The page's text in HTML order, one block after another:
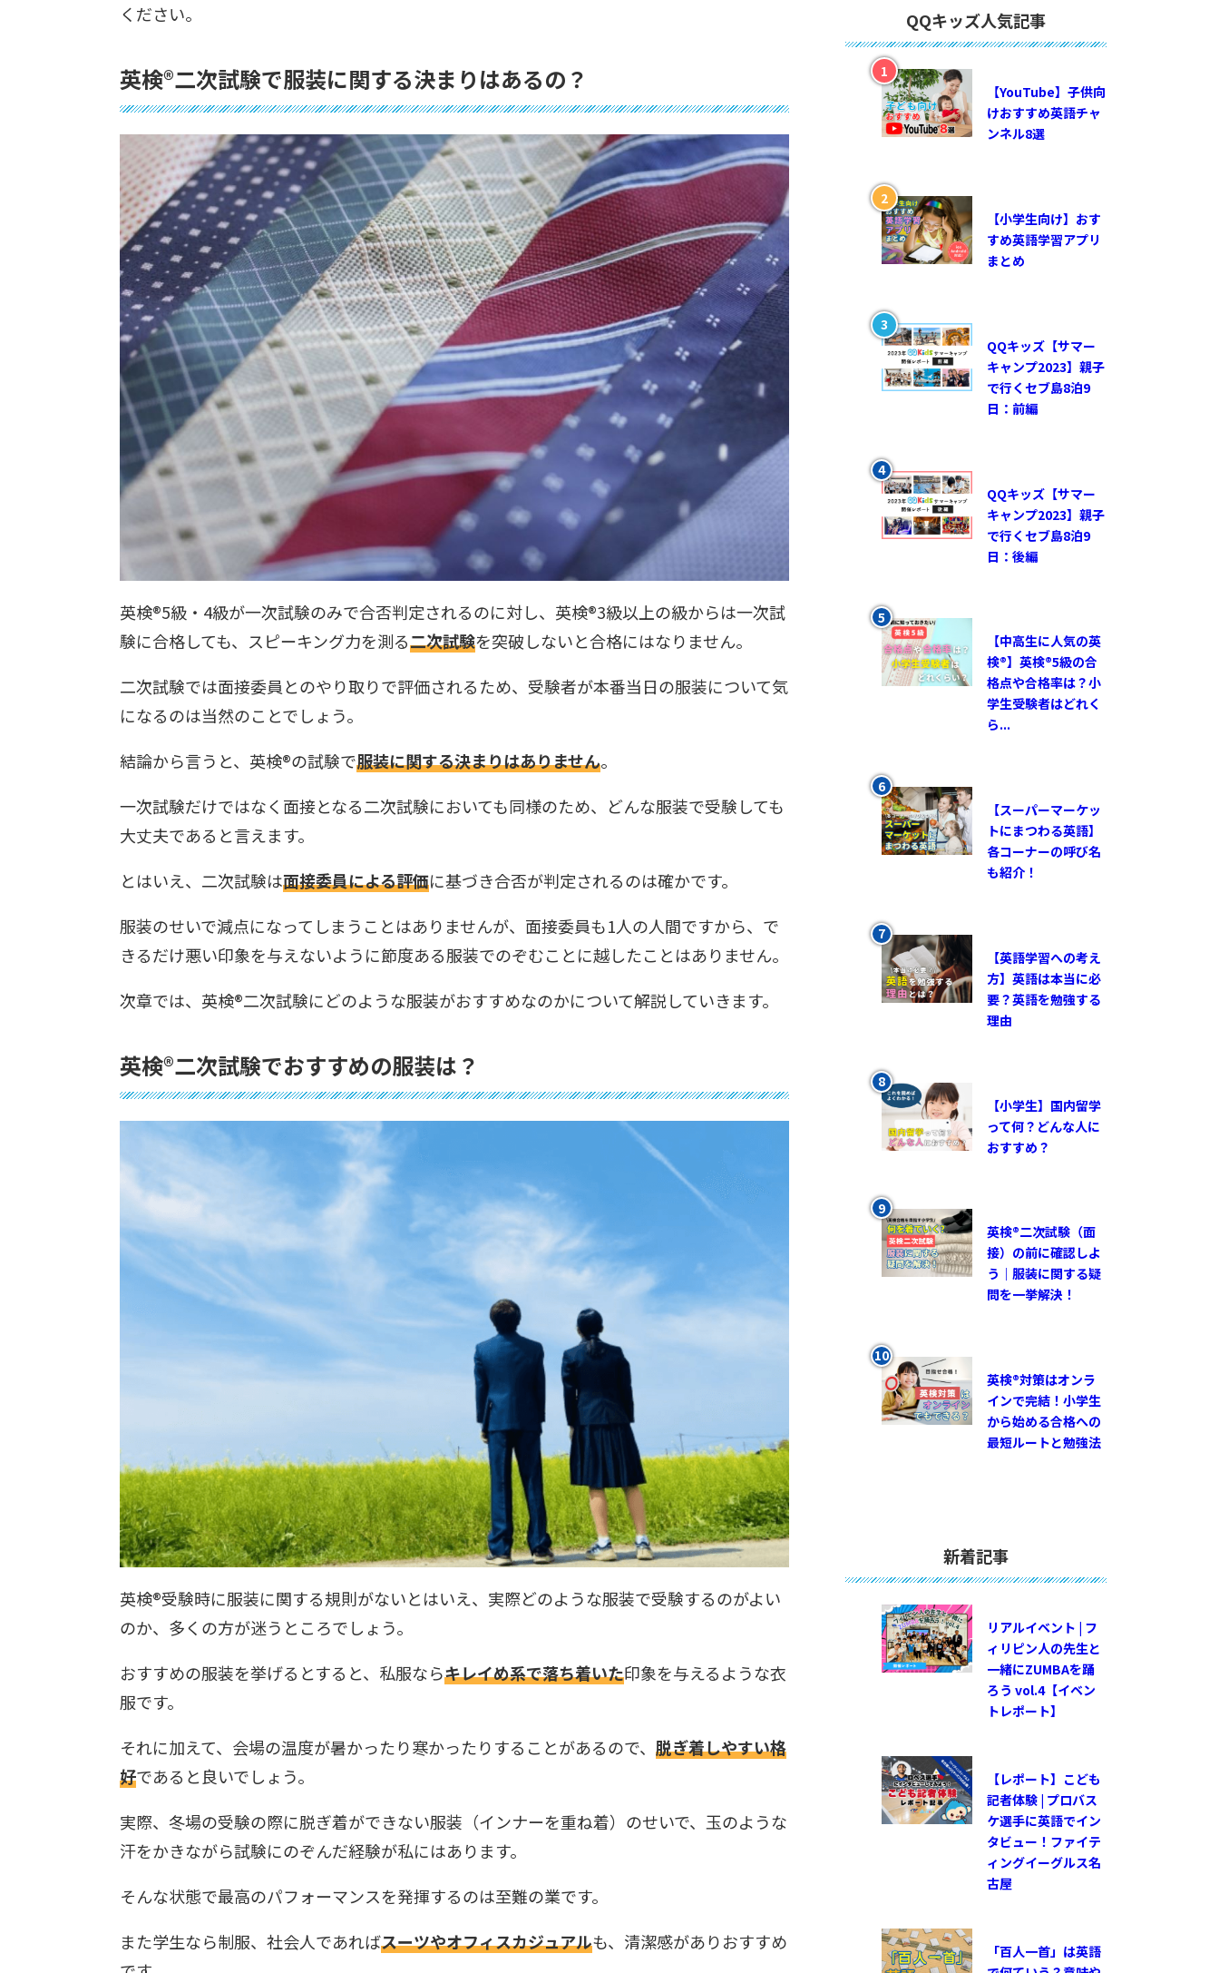
ください。
英検®︎二次試験で服装に関する決まりはあるの？
英検®︎5級・4級が一次試験のみで合否判定されるのに対し、英検®︎3級以上の級からは一次試
験に合格しても、スピーキング力を測る二次試験を突破しないと合格にはなりません。
二次試験では面接委員とのやり取りで評価されるため、受験者が本番当日の服装について気
になるのは当然のことでしょう。
結論から言うと、英検®︎の試験で服装に関する決まりはありません。
一次試験だけではなく面接となる二次試験においても同様のため、どんな服装で受験しても
大丈夫であると言えます。
とはいえ、二次試験は面接委員による評価に基づき合否が判定されるのは確かです。
服装のせいで減点になってしまうことはありませんが、面接委員も1人の人間ですから、で
きるだけ悪い印象を与えないように節度ある服装でのぞむことに越したことはありません。
次章では、英検®︎二次試験にどのような服装がおすすめなのかについて解説していきます。
英検®︎二次試験でおすすめの服装は？
英検®︎受験時に服装に関する規則がないとはいえ、実際どのような服装で受験するのがよい
のか、多くの方が迷うところでしょう。
おすすめの服装を挙げるとすると、私服ならキレイめ系で落ち着いた印象を与えるような衣
服です。
それに加えて、会場の温度が暑かったり寒かったりすることがあるので、 脱ぎ着しやすい格
好であると良いでしょう。
実際、冬場の受験の際に脱ぎ着ができない服装（インナーを重ね着）のせいで、玉のような
汗をかきながら試験にのぞんだ経験が私にはあります。
そんな状態で最高のパフォーマンスを発揮するのは至難の業です。
また学生なら制服、社会人であればスーツやオフィスカジュアルも、清潔感がありおすすめ
QQキッズ人気記事
【YouTube】子供向
けおすすめ英語チャ
ンネル8選
【小学生向け】おす
すめ英語学習アプリ
まとめ
QQキッズ【サマー
キャンプ2023】親子
で行くセブ島8泊9
日：前編
QQキッズ【サマー
キャンプ2023】親子
で行くセブ島8泊9
日：後編
【中高生に人気の英
検®︎】英検®︎5級の合
格点や合格率は？小
学生受験者はどれく
ら...
【スーパーマーケッ
トにまつわる英語】
各コーナーの呼び名
も紹介！
【英語学習への考え
方】英語は本当に必
要？英語を勉強する
理由
【小学生】国内留学
って何？どんな人に
おすすめ？
英検®︎二次試験（面
接）の前に確認しよ
う｜服装に関する疑
問を一挙解決！
英検®対策はオンラ
インで完結！小学生
から始める合格への
最短ルートと勉強法
新着記事
リアルイベント | フ
ィリピン人の先生と
一緒にZUMBAを踊
ろう vol.4【イベン
トレポート】
【レポート】こども
記者体験 | プロバス
ケ選手に英語でイン
タビュー！ファイテ
ィングイーグルス名
古屋
「百人一首」は英語